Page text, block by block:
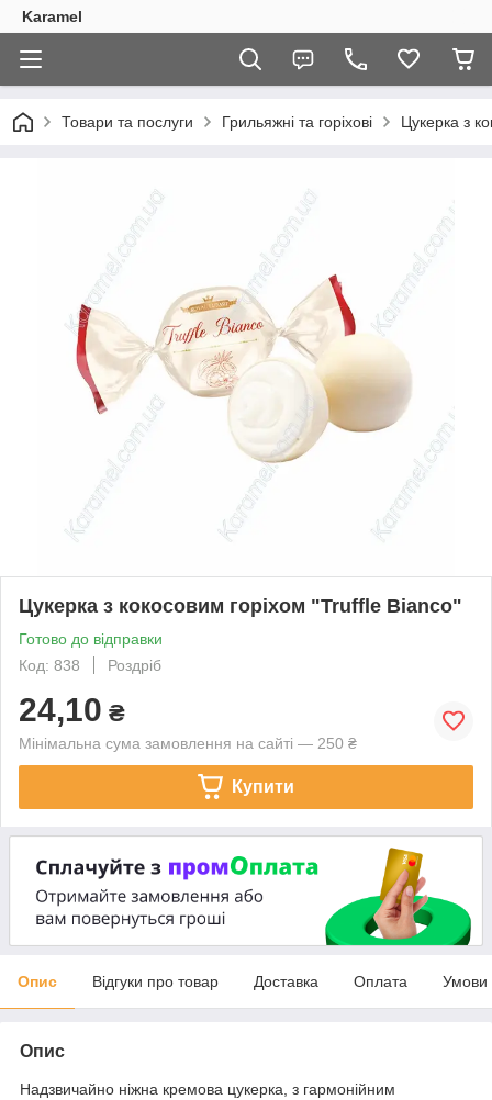
Karamel
Товари та послуги Грильяжні та горіхові Цукерка з
Цукерка з кокосовим горіхом "Truffle Bianco"
Готово до відправки
Код: 838
Роздріб
24,10 ₴
Мінімальна сума замовлення на сайті — 250 ₴
Купити
Опис Відгуки про товар Доставка Оплата Умови
Опис
Надзвичайно ніжна кремова цукерка, з гармонійним